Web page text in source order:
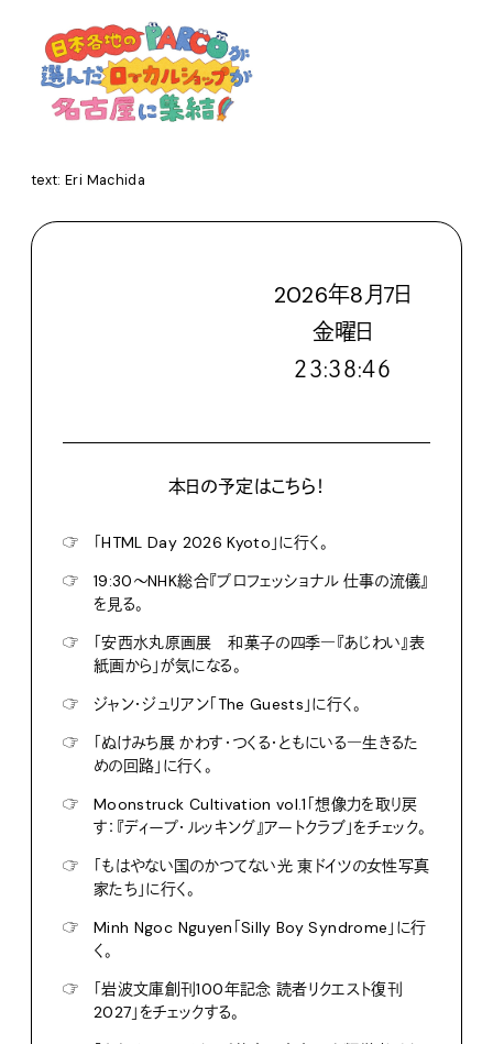
text: Eri Machida
2026年8月7日
金曜日
２３:３８:４７
本日の予定はこちら！
☞
「HTML Day 2026 Kyoto」に行く。
☞
19:30〜NHK総合『プロフェッショナル 仕事の流儀』
を見る。
☞
「安西水丸原画展 和菓子の四季―『あじわい』表
紙画から」が気になる。
☞
ジャン・ジュリアン「The Guests」に行く。
☞
「ぬけみち展 かわす・つくる・ともにいる―生きるた
めの回路」に行く。
☞
Moonstruck Cultivation vol.1「想像力を取り戻
す：『ディープ・ルッキング』アートクラブ」をチェック。
☞
「もはやない国のかつてない光 東ドイツの女性写真
家たち」に行く。
☞
Minh Ngoc Nguyen「Silly Boy Syndrome」に行
く。
☞
「岩波文庫創刊100年記念 読者リクエスト復刊
2027」をチェックする。